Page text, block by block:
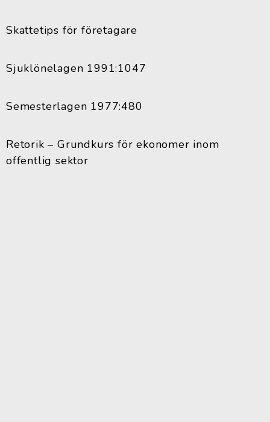
Skattetips för företagare
Sjuklönelagen 1991:1047
Semesterlagen 1977:480
Retorik – Grundkurs för ekonomer inom
offentlig sektor